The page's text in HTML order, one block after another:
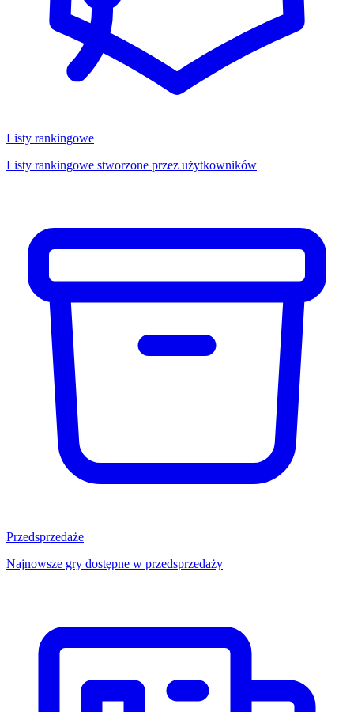
Listy rankingowe
Listy rankingowe stworzone przez użytkowników
Przedsprzedaże
Najnowsze gry dostępne w przedsprzedaży